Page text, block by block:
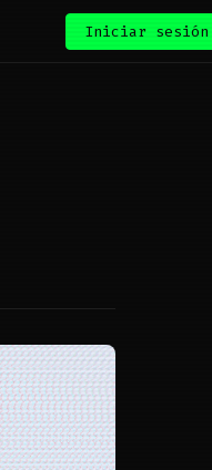
Iniciar sesión